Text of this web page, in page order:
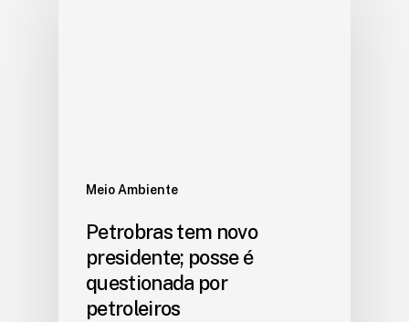
Meio Ambiente
Petrobras tem novo
presidente; posse é
questionada por
petroleiros